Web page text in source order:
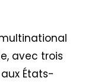
avec trois
États-